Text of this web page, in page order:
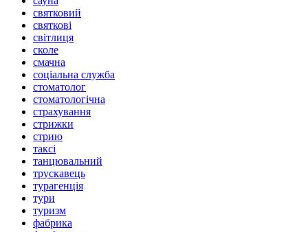
святковий
святкові
світлиця
сколе
смачна
соціальна служба
стоматолог
стоматологічна
страхування
стрижки
стрию
таксі
танцювальний
трускавець
турагенція
тури
туризм
фабрика